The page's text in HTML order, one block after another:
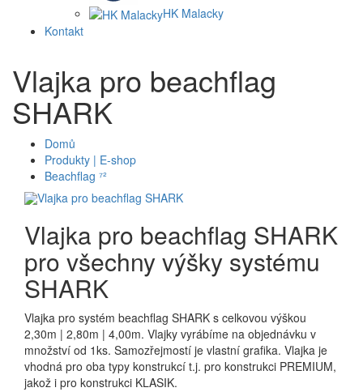
HK Malacky
Kontakt
Vlajka pro beachflag
SHARK
Domů
Produkty | E-shop
Beachflag ⁷²
Vlajka pro beachflag SHARK
pro všechny výšky systému
SHARK
Vlajka pro systém beachflag SHARK s celkovou výškou
2,30m | 2,80m | 4,00m. Vlajky vyrábíme na objednávku v
množství od 1ks. Samozřejmostí je vlastní grafika. Vlajka je
vhodná pro oba typy konstrukcí t.j. pro konstrukci PREMIUM,
jakož i pro konstrukci KLASIK.